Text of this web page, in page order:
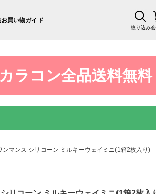
お買い物ガイド
絞り込み
ラコン全品送料無料
マンス シリコーン ミルキーウェイミニ(1箱2枚入り)